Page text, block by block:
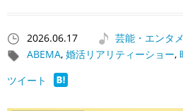
2026.06.17
芸能・エンタメ
ABEMA, 婚活リアリティーショー,
ツイート